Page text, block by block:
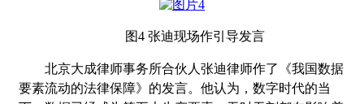
图4 张迪现场作引导发言
北京大成律师事务所合伙人张迪律师作了《我国数据
要素流动的法律保障》的发言。他认为，数字时代的当